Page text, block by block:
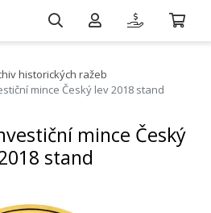
historických ražeb
mince Český lev 2018 stand
mince Český
stand